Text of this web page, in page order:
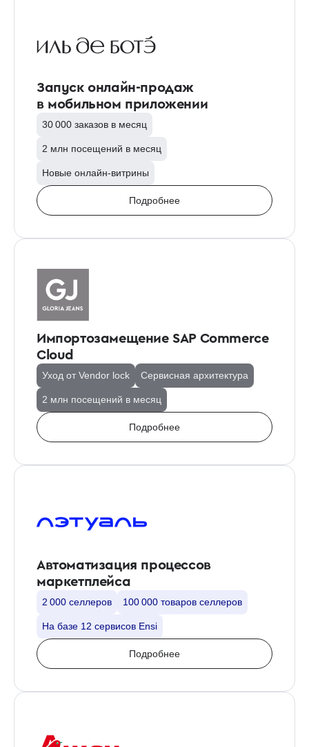
Запуск онлайн-продаж
в мобильном приложении
30 000 заказов в месяц
2 млн посещений в месяц
Новые онлайн-витрины
Подробнее
Импортозамещение SAP Commerce
Cloud
Уход от Vendor lock Сервисная архитектура
2 млн посещений в месяц
Подробнее
Автоматизация процессов
маркетплейса
2 000 селлеров 100 000 товаров селлеров
На базе 12 сервисов Ensi
Подробнее